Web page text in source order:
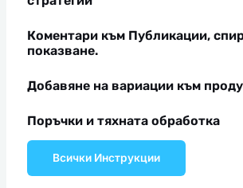
Коментари към Публикации,
показване.
Добавяне на вариации към
Поръчки и тяхната обработка
Всички Инструкции